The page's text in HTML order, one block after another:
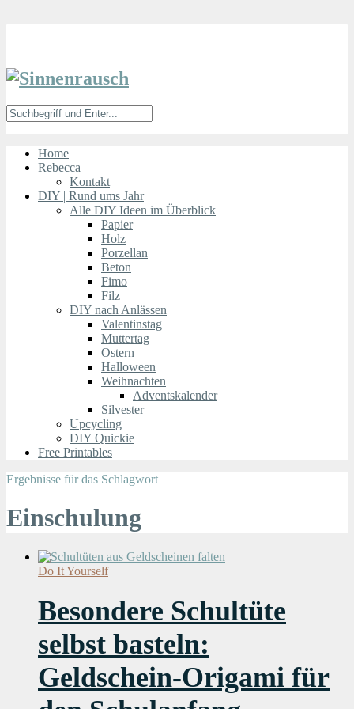
Home
Rebecca
Kontakt
DIY | Rund ums Jahr
Alle DIY Ideen im Überblick
Papier
Holz
Porzellan
Beton
Fimo
Filz
DIY nach Anlässen
Valentinstag
Muttertag
Ostern
Halloween
Weihnachten
Adventskalender
Silvester
Upcycling
DIY Quickie
Free Printables
Ergebnisse für das Schlagwort
Einschulung
Do It Yourself
Besondere Schultüte
selbst basteln:
Geldschein-Origami für